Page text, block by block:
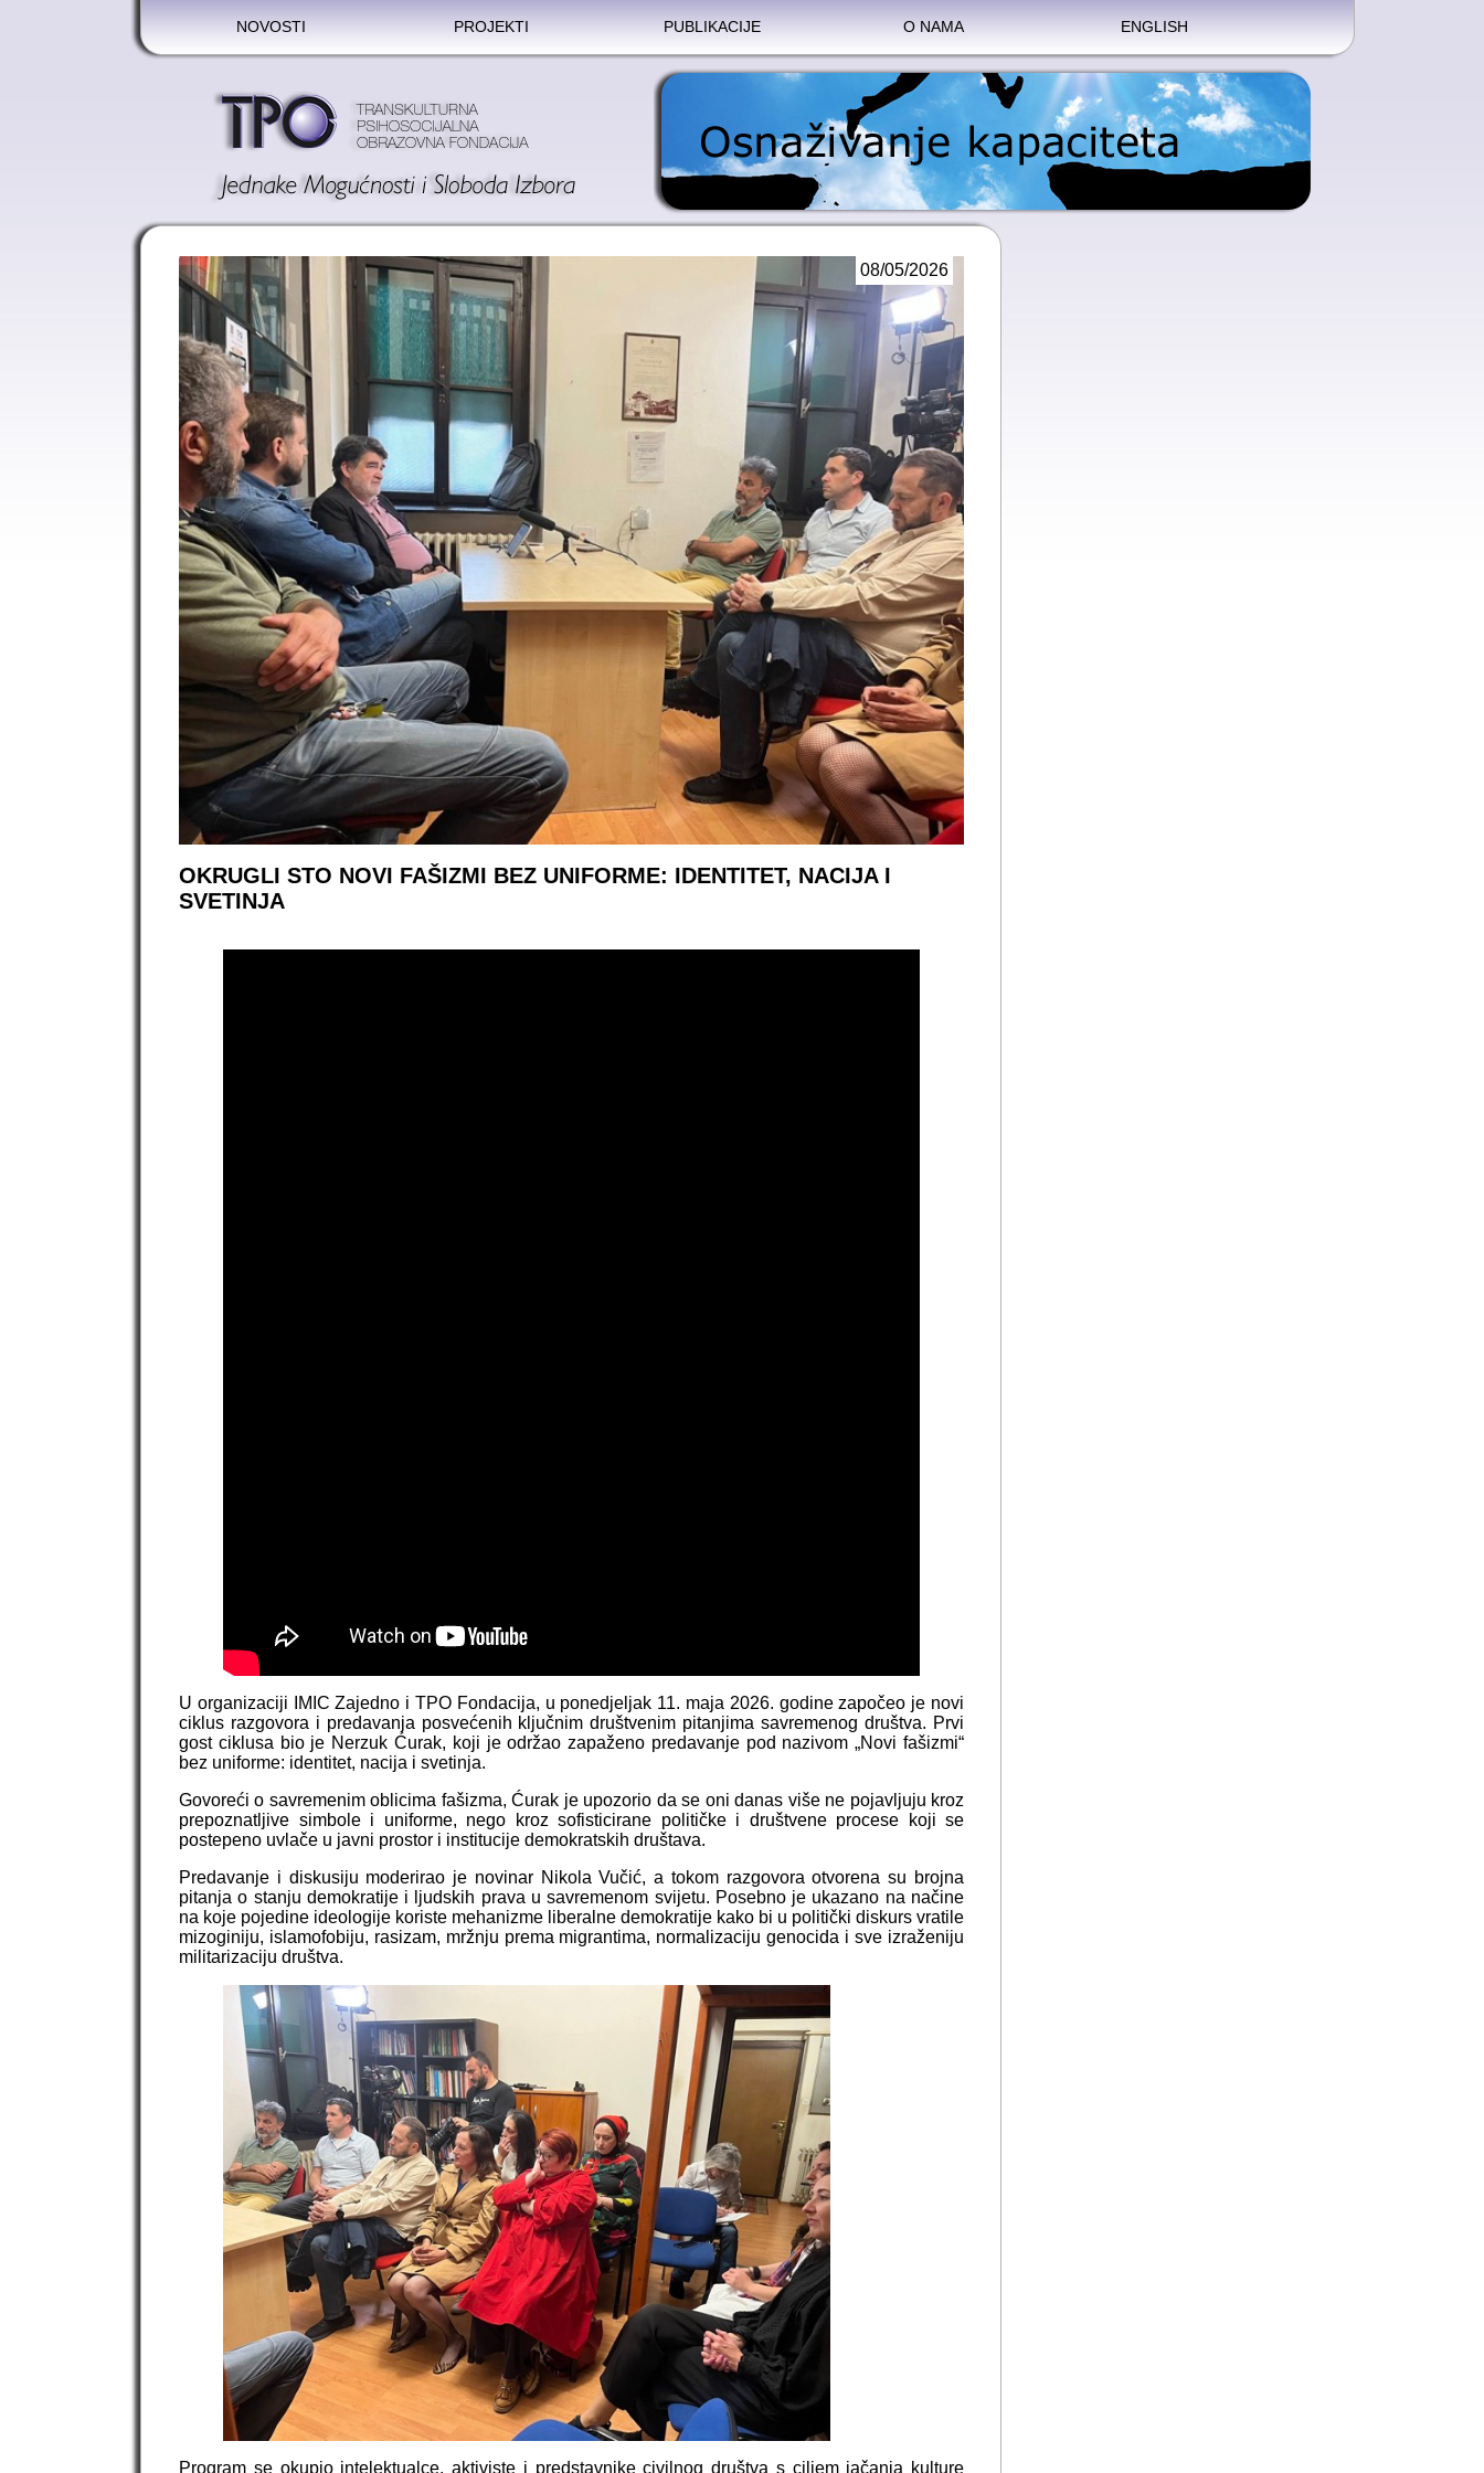
NOVOSTI PROJEKTI PUBLIKACIJE O NAMA ENGLISH
08/05/2026
OKRUGLI STO NOVI FAŠIZMI BEZ UNIFORME: IDENTITET, NACIJA I
SVETINJA
U organizaciji IMIC Zajedno i TPO Fondacija, u ponedjeljak 11. maja 2026. godine započeo je novi
ciklus razgovora i predavanja posvećenih ključnim društvenim pitanjima savremenog društva. Prvi
gost ciklusa bio je Nerzuk Ćurak, koji je održao zapaženo predavanje pod nazivom „Novi fašizmi“
bez uniforme: identitet, nacija i svetinja.
Govoreći o savremenim oblicima fašizma, Ćurak je upozorio da se oni danas više ne pojavljuju kroz
prepoznatljive simbole i uniforme, nego kroz sofisticirane političke i društvene procese koji se
postepeno uvlače u javni prostor i institucije demokratskih društava.
Predavanje i diskusiju moderirao je novinar Nikola Vučić, a tokom razgovora otvorena su brojna
pitanja o stanju demokratije i ljudskih prava u savremenom svijetu. Posebno je ukazano na načine
na koje pojedine ideologije koriste mehanizme liberalne demokratije kako bi u politički diskurs vratile
mizoginiju, islamofobiju, rasizam, mržnju prema migrantima, normalizaciju genocida i sve izraženiju
militarizaciju društva.
Program se okupio intelektualce, aktiviste i predstavnike civilnog društva s ciljem jačanja kulture